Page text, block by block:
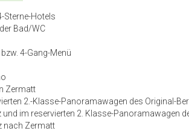
Sterne-Hotels
Bad/WC
4-Gang-Menü
Zermatt
2.-Klasse-Panoramawagen des Original-
im reservierten 2. Klasse-Panoramawagen
nach Zermatt